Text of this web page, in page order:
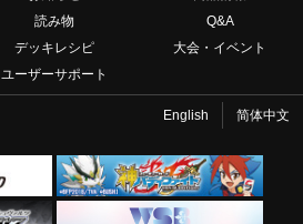
読み物
Q&A
デッキレシピ
大会・イベント
ユーザーサポート
English 简体中文